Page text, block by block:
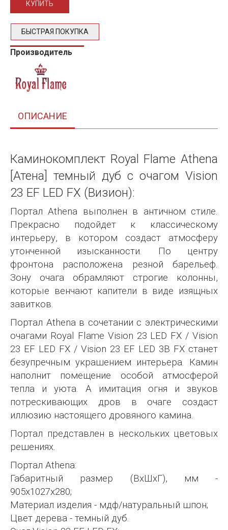
БЫСТРАЯ ПОКУПКА
Производитель
ОПИСАНИЕ
Каминокомплект Royal Flame Athena
[Атена] темный дуб с очагом Vision
23 EF LED FX (Визион):
Портал Athena выполнен в античном стиле.
Прекрасно подойдет к классическому
интерьеру, в котором создаст атмосферу
утонченной изысканности. По центру
фронтона расположена резной барельеф.
Зону очага обрамляют строгие колонны,
которые венчают капители в виде изящных
завитков.
Портал Athena в сочетании с электрическими
очагами Royal Flame Vision 23 LED FX / Vision
23 EF LED FX / Vision 23 EF LED 3В FX станет
безупречным украшением интерьера. Камин
наполнит помещение особой атмосферой
тепла и уюта. А имитация огня и звуков
потрескивающих дров в очаге создаст
иллюзию настоящего дровяного камина.
Портал представлен в нескольких цветовых
решениях.
Портал Athena:
Габаритный размер (ВхШхГ), мм -
905х1027х280;
Материал изделия - мдф/натуральный шпон;
Цвет дерева - темный дуб.